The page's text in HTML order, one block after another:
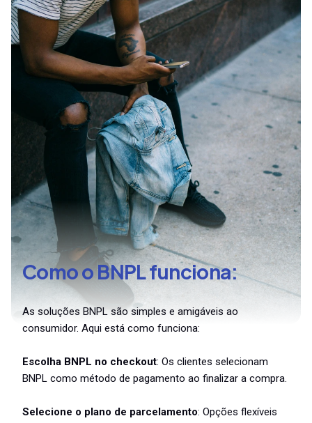
Como o BNPL funciona
As soluções BNPL são simples e amigáveis ao
consumidor. Aqui está como funciona:
Escolha BNPL no checkout: Os clientes selecionam
BNPL como método de pagamento ao finalizar a compra.
Selecione o plano de parcelamento: Opções flexíveis